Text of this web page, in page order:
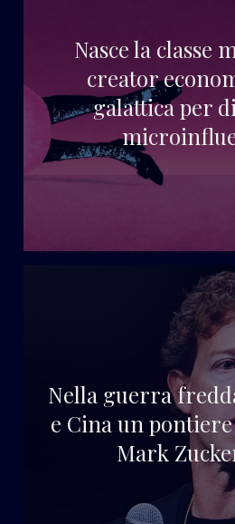
Nasce la classe
creator
galattica per
Nella guerra
e Cina un pontiere
Mark